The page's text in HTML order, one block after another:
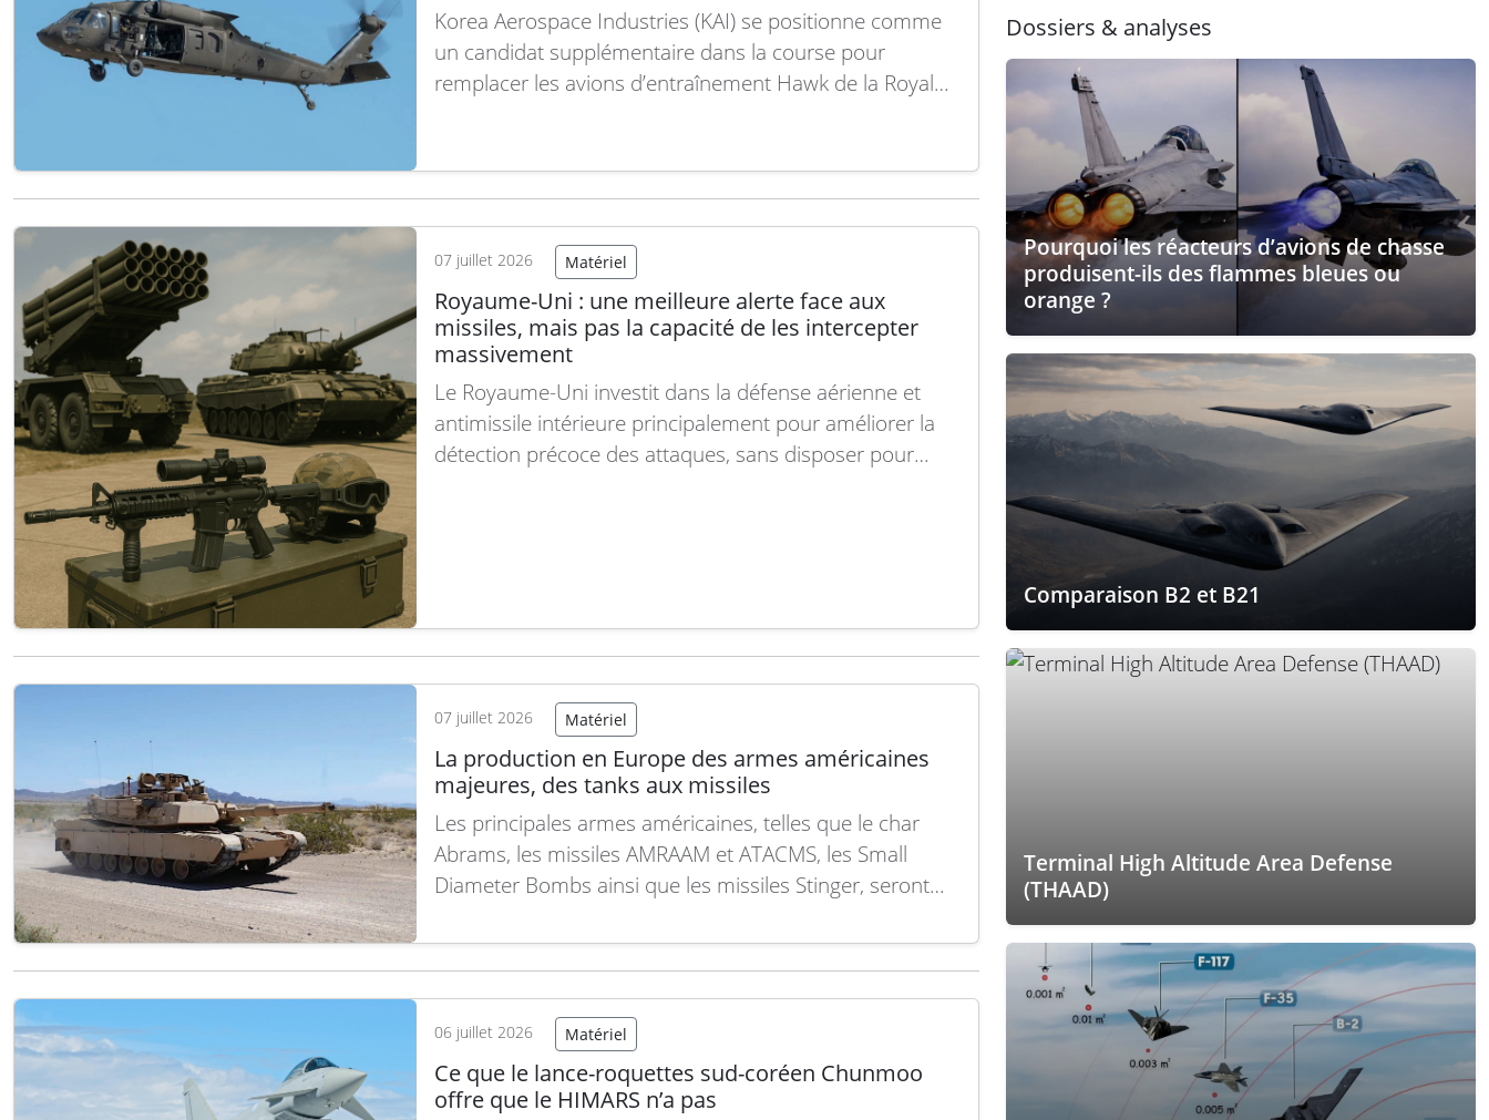
Korea Aerospace Industries (KAI) se positionne comme
un candidat supplémentaire dans la course pour
remplacer les avions d’entraînement Hawk de la Royal
Royaume-Uni. Face à une compétition internationale
intense, KAI présente son avion comme…Lire la suite
07 juillet 2026 Matériel
Royaume-Uni : une meilleure alerte face aux
missiles, mais pas la capacité de les intercepter
massivement
Le Royaume-Uni investit dans la défense aérienne et
antimissile intérieure principalement pour améliorer la
détection précoce des attaques, sans disposer pour
07 juillet 2026 Matériel
La production en Europe des armes américaines
majeures, des tanks aux missiles
Les principales armes américaines, telles que le char
Abrams, les missiles AMRAAM et ATACMS, les Small
Diameter Bombs ainsi que les missiles Stinger, seront
nouvelles initiatives de coopération industrielle
annoncées lors du sommet de l’OTAN à Ankara. Le
secrétaire général de…Lire la suite
06 juillet 2026 Matériel
Ce que le lance-roquettes sud-coréen Chunmoo
offre que le HIMARS n’a pas
Dossiers & analyses
Pourquoi les réacteurs d’avions de chasse
produisent-ils des flammes bleues ou
orange ?
Comparaison B2 et B21
Terminal High Altitude Area Defense
(THAAD)